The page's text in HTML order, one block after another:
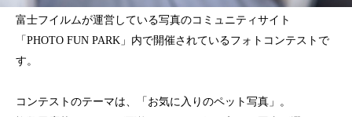
富士フイルムが運営している写真のコミュニティサイト
「PHOTO FUN PARK」内で開催されているフォトコンテストで
す。
コンテストのテーマは、「お気に入りのペット写真」。